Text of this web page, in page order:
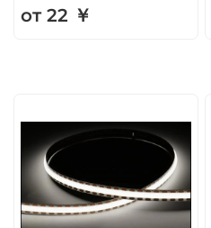
от 22 ￥